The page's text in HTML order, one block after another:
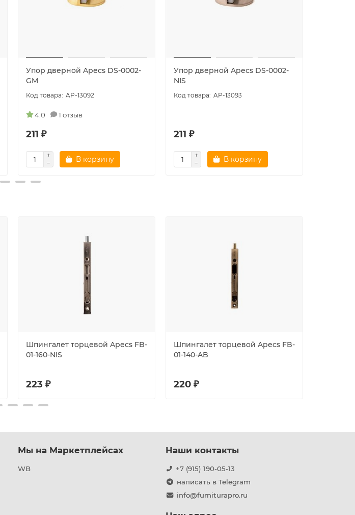
Упор дверной Apecs DS-0002-
GM
AP-13092
4.0 1 отзыв
211 ₽
В корзину
Упор дверной Apecs DS-0002-
NIS
AP-13093
211 ₽
В корзину
Шпингалет торцевой Apecs FB-
01-160-NIS
223 ₽
Шпингалет торцевой Apecs FB-
01-140-AB
220 ₽
Мы на Маркетплейсах
WB
Наши контакты
+7 (915) 190-05-13
написать в Telegram
info@furniturapro.ru